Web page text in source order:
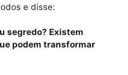
e disse:
segredo? Existem
podem transformar